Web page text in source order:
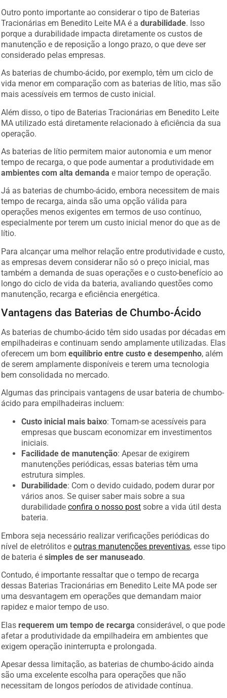
Outro ponto importante ao considerar o tipo de Baterias
Tracionárias em Benedito Leite MA é adurabilidade. Isso
porque a durabilidade impacta diretamente os custos de
manutenção e de reposição a longo prazo, o que deve ser
considerado pelas empresas.
As baterias de chumbo-ácido, por exemplo, têm um ciclo de
vida menor em comparação com as baterias de lítio, mas são
mais acessíveis em termos de custo inicial.
Além disso, o tipo de Baterias Tracionárias em Benedito Leite
MA utilizado está diretamente relacionado à eficiência da sua
operação.
As baterias de lítio permitem maior autonomia e um menor
tempo de recarga, o que pode aumentar a produtividade em
ambientes com alta demanda e maior tempo de operação.
Já as baterias de chumbo-ácido, embora necessitem de mais
tempo de recarga, ainda são uma opção válida para
operações menos exigentes em termos de uso contínuo,
especialmente por terem um custo inicial menor do que as de
lítio.
Para alcançar uma melhor relação entre produtividade e custo,
as empresas devem considerar não só o preço inicial, mas
também a demanda de suas operações e o custo-benefício ao
longo do ciclo de vida da bateria, avaliando questões como
manutenção, recarga e eficiência energética.
Vantagens das Baterias de Chumbo-Ácido
As baterias de chumbo-ácido têm sido usadas por décadas em
empilhadeiras e continuam sendo amplamente utilizadas. Elas
oferecem um bomequilíbrio entre custo e desempenho, além
de serem amplamente disponíveis e terem uma tecnologia
bem consolidada no mercado.
Algumas das principais vantagens de usar bateria de chumbo-
ácido para empilhadeiras incluem:
Custo inicial mais baixo: Tornam-se acessíveis para
empresas que buscam economizar em investimentos
iniciais.
Facilidade de manutenção: Apesar de exigirem
manutenções periódicas, essas baterias têm uma
estrutura simples.
Durabilidade: Com o devido cuidado, podem durar por
vários anos. Se quiser saber mais sobre a sua
durabilidadeconfira o nosso post sobre a vida útil desta
bateria.
Embora seja necessário realizar verificações periódicas do
nível de eletrólitos eoutras manutenções preventivas, esse tipo
de bateria ésimples de ser manuseado.
Contudo, é importante ressaltar que o tempo de recarga
dessas Baterias Tracionárias em Benedito Leite MA pode ser
uma desvantagem em operações que demandam maior
rapidez e maior tempo de uso.
Elas requerem um tempo de recarga considerável, o que pode
afetar a produtividade da empilhadeira em ambientes que
exigem operação ininterrupta e prolongada.
Apesar dessa limitação, as baterias de chumbo-ácido ainda
são uma excelente escolha para operações que não
necessitam de longos períodos de atividade contínua.